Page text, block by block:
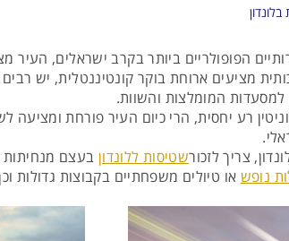
הפופולריים ביותר בקרב ישראלים,
מציעים ארוחת בוקר קונטיננטלית, יש
למסעדות המומלצות והשוות.
רע יחסית, הרי כיום העיר פורחת ומציעה
צריך לזכורשטיסות ללונדון בעצם מנחיתות
נופש או טיולים משפחתיים בקבוצות גדולות